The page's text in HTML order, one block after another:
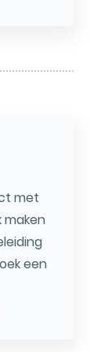
met
een